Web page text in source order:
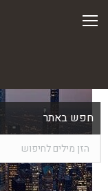
חפש באתר